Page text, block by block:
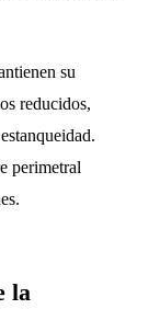
su
reducidos,
perimetral
la